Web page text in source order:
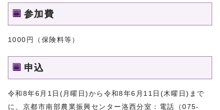
参加費
1000円（保険料等）
申込
令和8年6月1日(月曜日)から令和8年6月11日(木曜日)まで
に、京都市南部農業振興センター洛西分室：電話（075-